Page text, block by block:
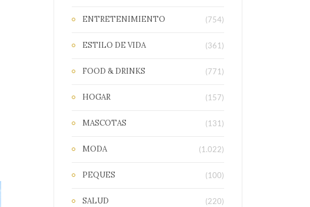
ENTRETENIMIENTO (754)
ESTILO DE VIDA (361)
FOOD & DRINKS (771)
HOGAR (157)
MASCOTAS (131)
MODA (1.022)
PEQUES (100)
SALUD (220)